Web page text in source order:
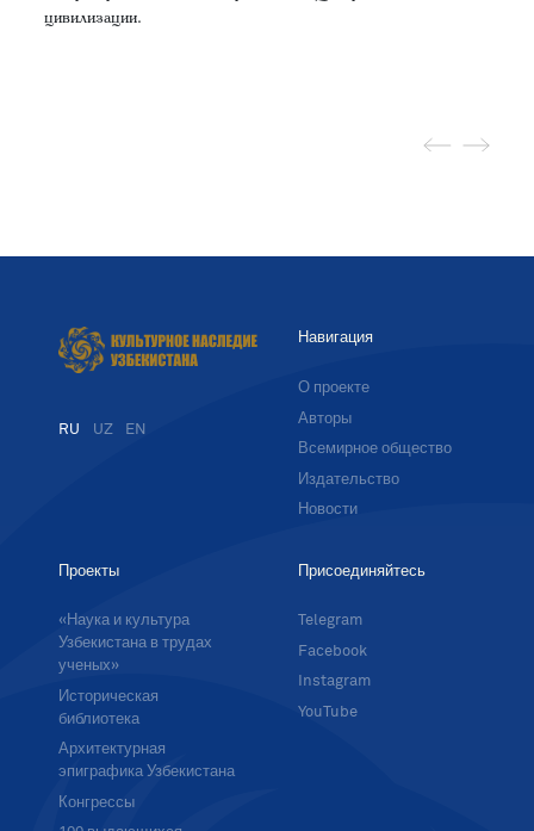
цивилизации.
RU UZ EN
Навигация
О проекте
Авторы
Всемирное общество
Издательство
Новости
Проекты
«Наука и культура
Узбекистана в трудах
ученых»
Историческая
библиотека
Архитектурная
эпиграфика Узбекистана
Конгрессы
Присоединяйтесь
Telegram
Facebook
Instagram
YouTube